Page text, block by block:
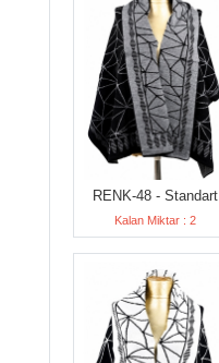
RENK-48 - Standart
Kalan Miktar : 2